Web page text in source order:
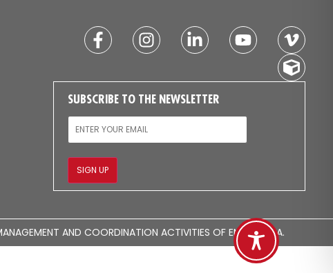
SUBSCRIBE TO THE NEWSLETTER
EMAIL
SIGN UP
AND COORDINATION ACTIVITIES OF EMERA S.P.A.